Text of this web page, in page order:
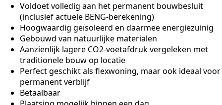
Voldoet volledig aan het permanent bouwbesluit
(inclusief actuele BENG-berekening)
Hoogwaardig geïsoleerd en daarmee energiezuinig
Gebouwd van natuurlijke materialen
Aanzienlijk lagere CO2-voetafdruk vergeleken met
traditionele bouw op locatie
Perfect geschikt als flexwoning, maar ook ideaal voor
permanent verblijf
Betaalbaar